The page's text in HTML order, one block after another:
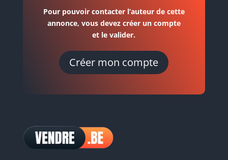
Pour pouvoir contacter l’auteur de cette
annonce, vous devez créer un compte
et le valider.
Créer mon compte